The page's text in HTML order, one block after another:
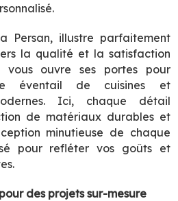
Persan, illustre parfaitement
la qualité et la satisfaction
vous ouvre ses portes pour
éventail de cuisines et
Ici, chaque détail
de matériaux durables et
minutieuse de chaque
pour refléter vos goûts et
des projets sur-mesure